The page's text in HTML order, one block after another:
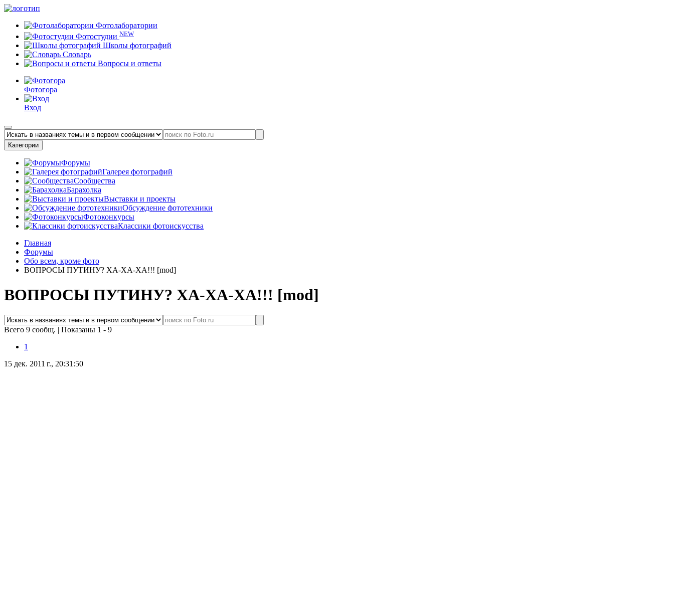
Фотолаборатории
Фотостудии NEW
Школы фотографий
Словарь
Вопросы и ответы
Фотогора
Вход
Категории
Форумы
Галерея фотографий
Сообщества
Барахолка
Выставки и проекты
Обсуждение фототехники
Фотоконкурсы
Классики фотоискусства
Главная
Форумы
Обо всем, кроме фото
ВОПРОСЫ ПУТИНУ? ХА-ХА-ХА!!! [mod]
ВОПРОСЫ ПУТИНУ? ХА-ХА-ХА!!! [mod]
Всего 9 сообщ. | Показаны 1 - 9
1
15 дек. 2011 г., 20:31:50